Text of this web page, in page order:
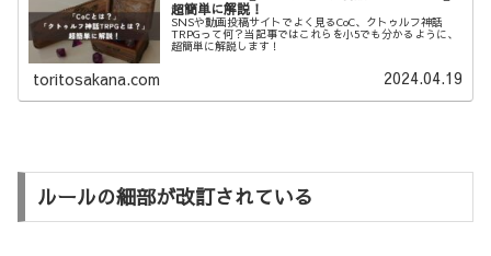
超簡単に解説！
SNSや動画投稿サイトでよく見るCoC、クトゥルフ神話
TRPGって何？当記事ではこれらを小5でも分かるように、
超簡単に解説します！
toritosakana.com 2024.04.19
ルールの細部が改訂されている